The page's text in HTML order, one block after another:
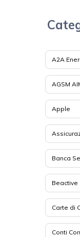
A2A
AGSM
Apple
Banca
Beactive
Carte di
Conti